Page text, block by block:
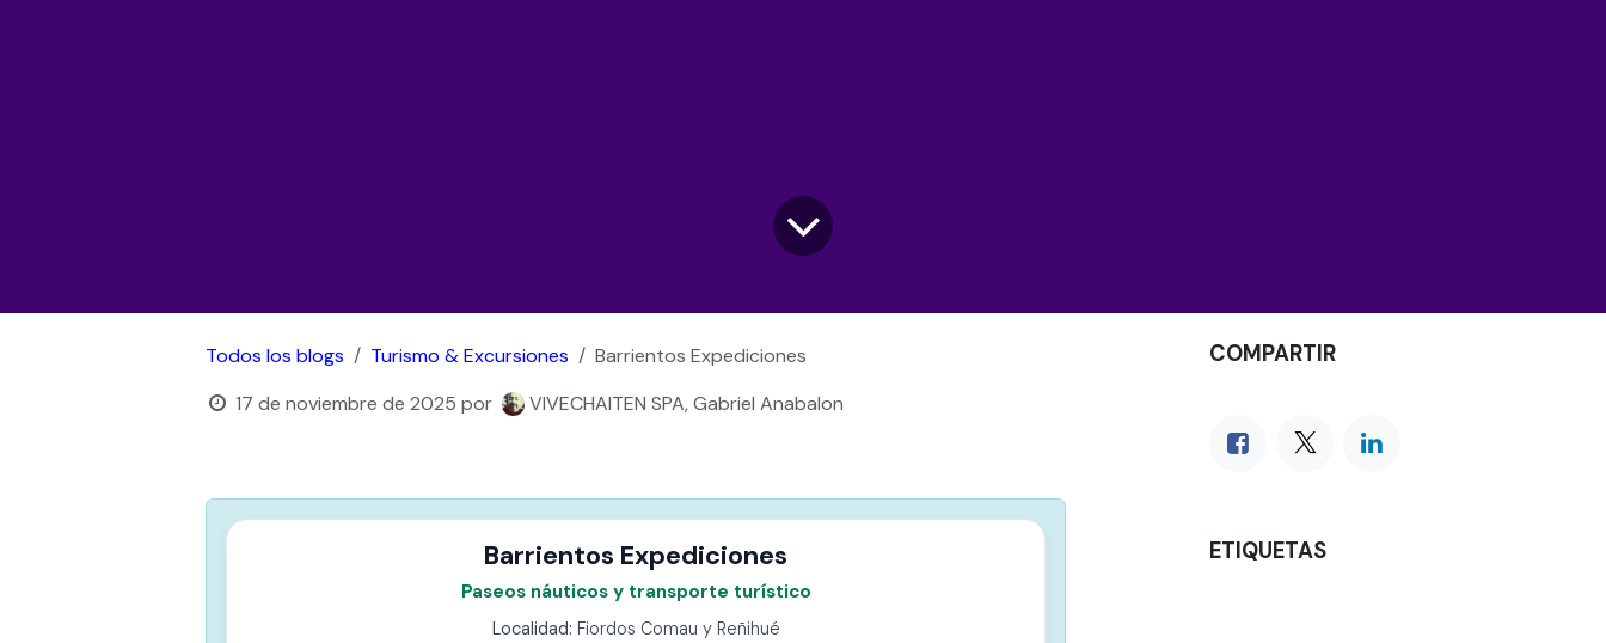
Todos los blogs Turismo & Excursiones
Barrientos Expediciones
17 de noviembre de 2025 por VIVECHAITEN SPA, Gabriel Anabalon
Barrientos Expediciones
Paseos náuticos y transporte turístico
Localidad: Fiordos Comau y Reñihué
COMPARTIR
ETIQUETAS